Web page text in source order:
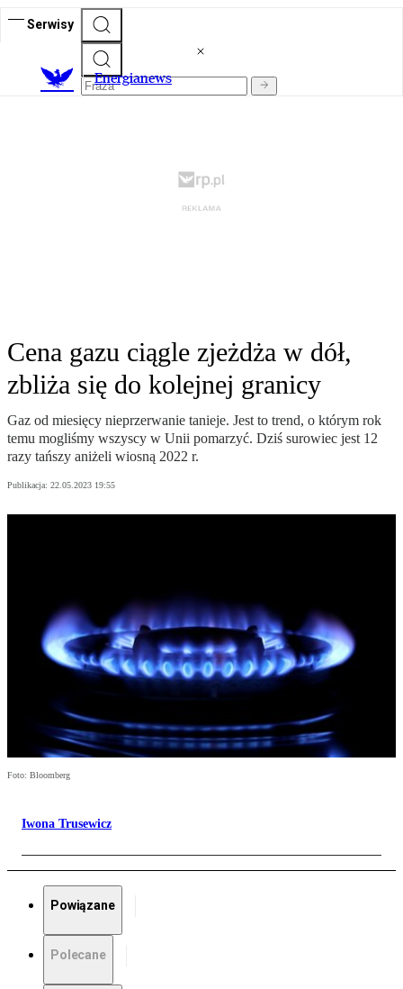
Serwisy
Energianews
Cena gazu ciągle zjeżdża w dół,
zbliża się do kolejnej granicy
Gaz od miesięcy nieprzerwanie tanieje. Jest to trend, o którym rok
temu mogliśmy wszyscy w Unii pomarzyć. Dziś surowiec jest 12
razy tańszy aniżeli wiosną 2022 r.
Publikacja: 22.05.2023 19:55
Foto: Bloomberg
Iwona Trusewicz
Powiązane
Polecane